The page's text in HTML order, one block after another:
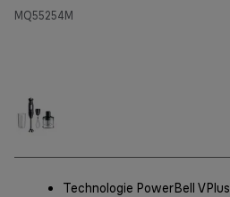
MQ55254M
Technologie PowerBell VPlus